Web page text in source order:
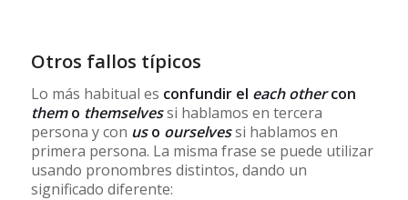
Otros fallos típicos
Lo más habitual es confundir el each othercon
themo themselvessi hablamos en tercera
persona y con uso ourselves si hablamos en
primera persona. La misma frase se puede utilizar
usando pronombres distintos, dando un
significado diferente: